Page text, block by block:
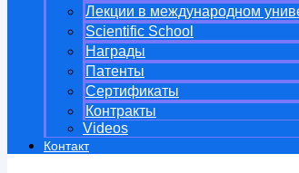
Лекции в международном
Scientific School
Награды
Патенты
Сертификаты
Контракты
Videos
Контакт